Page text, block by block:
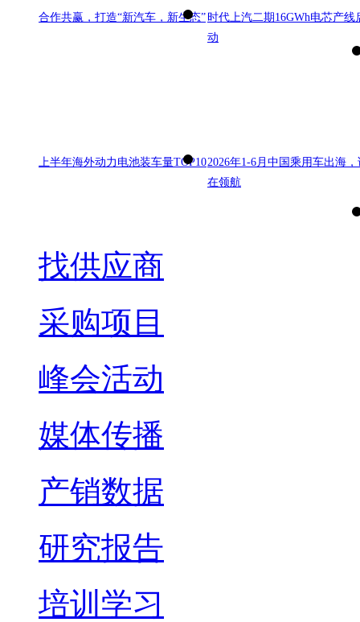
合作共赢，打造“新汽车，新生态” 时代上汽二期16GWh电芯产线
动
上半年海外动力电池装车量TOP102026年1-6月中国乘用车出海，
在领航
找供应商
采购项目
峰会活动
媒体传播
产销数据
研究报告
培训学习